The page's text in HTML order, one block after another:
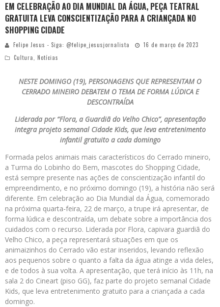
EM CELEBRAÇÃO AO DIA MUNDIAL DA ÁGUA, PEÇA TEATRAL
GRATUITA LEVA CONSCIENTIZAÇÃO PARA A CRIANÇADA NO
SHOPPING CIDADE
Felipe Jesus - Siga: @felipe_jesusjornalista
16 de março de 2023
Cultura, Notícias
NESTE DOMINGO (19), PERSONAGENS QUE REPRESENTAM O
CERRADO MINEIRO DEBATEM O TEMA DE FORMA LÚDICA E
DESCONTRAÍDA
Liderada por “Flora, a Guardiã do Velho Chico”, apresentação
integra projeto semanal Cidade Kids, que leva entretenimento
infantil gratuito a cada domingo
Formada pelos animais mais característicos do Cerrado mineiro,
a Turma do Lobinho do Bem, mascotes do Shopping Cidade,
está sempre presente nas ações de conscientização infantil do
empreendimento, e no próximo domingo (19), a história não será
diferente. Em celebração ao Dia Mundial da Água, comemorado
na próxima quarta-feira, 22 de março, a trupe irá apresentar, de
forma lúdica e descontraída, um debate sobre a importância dos
cuidados com o recurso. Liderada por Flora, capivara guardiã do
Velho Chico, a peça representará situações em que os
animaizinhos do Cerrado vão estar inseridos, levando reflexão
aos pequenos sobre o quanto a falta da água atinge a vida deles,
e de todos à sua volta. A apresentação, que terá início às 11h, na
sala 2 do Cineart (piso GG), faz parte do projeto semanal Cidade
Kids, que leva entretenimento gratuito para a criançada a cada
domingo.